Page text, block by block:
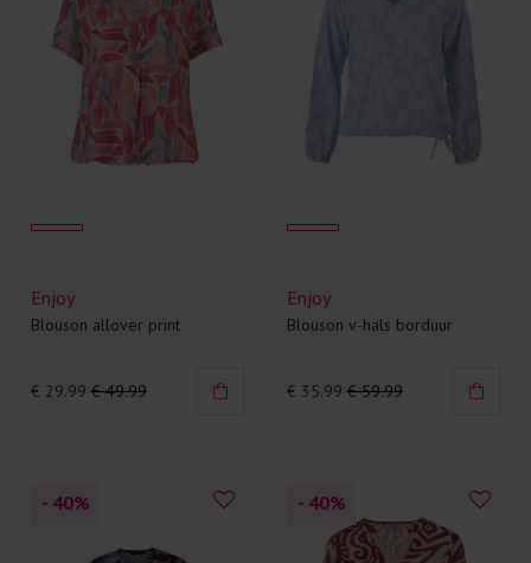
Enjoy
Blouson allover print
€ 29.99 € 49.99
Enjoy
Blouson v-hals borduur
€ 35.99 € 59.99
- 40% - 40%